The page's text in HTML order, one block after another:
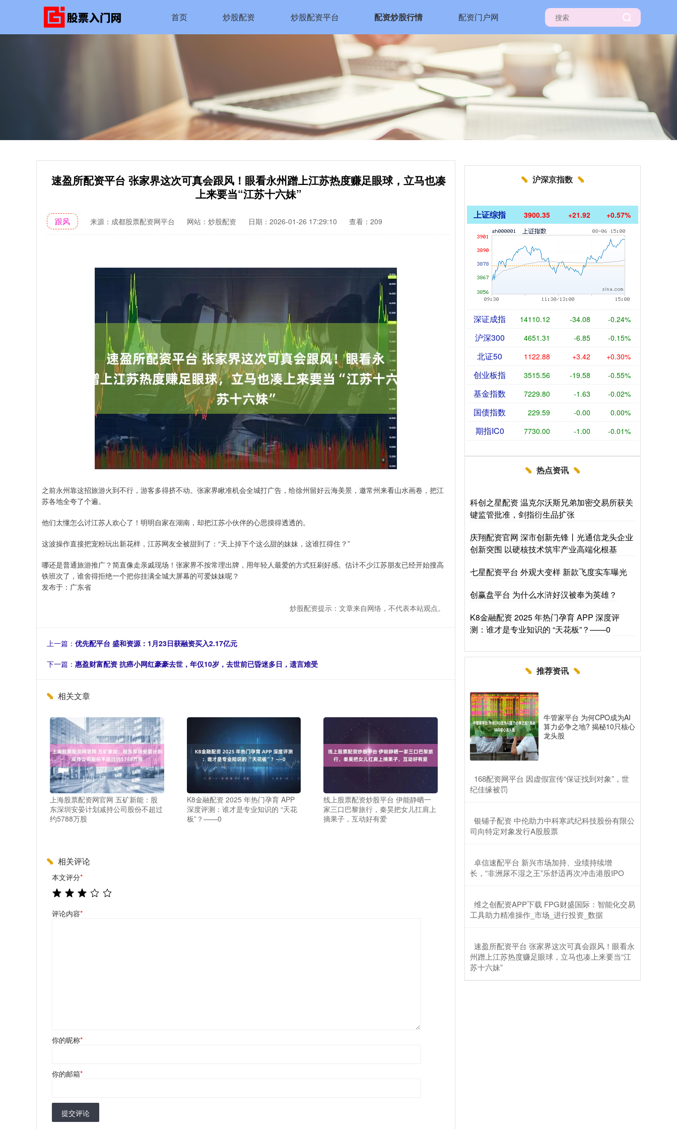
首页 炒股配资 炒股配资平台 配资炒股行情 配资门户网
速盈所配资平台 张家界这次可真会跟风！眼看永州蹭上江苏热度赚足眼球，立马也凑
上来要当“江苏十六妹”
跟风 来源：成都股票配资网平台 网站：炒股配资 日期：2026-01-26 17:29:10 查看：209
之前永州靠这招旅游火到不行，游客多得挤不动。张家界瞅准机会全城打广告，给徐州留好云海美景，邀常州来看山水画卷，把江
苏各地全夸了个遍。
他们太懂怎么讨江苏人欢心了！明明自家在湖南，却把江苏小伙伴的心思摸得透透的。
这波操作直接把宠粉玩出新花样，江苏网友全被甜到了：“天上掉下个这么甜的妹妹，这谁扛得住？”
哪还是普通旅游推广？简直像走亲戚现场！张家界不按常理出牌，用年轻人最爱的方式狂刷好感。估计不少江苏朋友已经开始搜高
铁班次了，谁舍得拒绝一个把你挂满全城大屏幕的可爱妹妹呢？
发布于：广东省
炒股配资提示：文章来自网络，不代表本站观点。
上一篇： 优先配平台 盛和资源：1月23日获融资买入2.17亿元
下一篇： 惠盈财富配资 抗癌小网红豪豪去世，年仅10岁，去世前已昏迷多日，遗言难受
相关文章
上海股票配资网官网 五矿新能：股
东深圳安晏计划减持公司股份不超过
约5788万股
K8金融配资 2025 年热门孕育 APP
深度评测：谁才是专业知识的 “天花
板”？——0
线上股票配资炒股平台 伊能静晒一
家三口巴黎旅行，秦昊把女儿扛肩上
摘果子，互动好有爱
相关评论
本文评分*
评论内容*
你的昵称*
你的邮箱*
提交评论
沪深京指数
上证综指 3900.35 +21.92 +0.57%
深证成指 14110.12 -34.08 -0.24%
沪深300 4651.31 -6.85 -0.15%
北证50 1122.88 +3.42 +0.30%
创业板指 3515.56 -19.58 -0.55%
基金指数 7229.80 -1.63 -0.02%
国债指数 229.59 -0.00 0.00%
期指IC0 7730.00 -1.00 -0.01%
热点资讯
科创之星配资 温克尔沃斯兄弟加密交易所获关
键监管批准，剑指衍生品扩张
庆翔配资官网 深市创新先锋丨光通信龙头企业
创新突围 以硬核技术筑牢产业高端化根基
七星配资平台 外观大变样 新款飞度实车曝光
创赢盘平台 为什么水浒好汉被奉为英雄？
K8金融配资 2025 年热门孕育 APP 深度评
测：谁才是专业知识的 “天花板”？——0
推荐资讯
牛管家平台 为何CPO成为AI
算力必争之地? 揭秘10只核心
龙头股
​168配资网平台 因虚假宣传“保证找到对象”，世
纪佳缘被罚
​银铺子配资 中伦助力中科寒武纪科技股份有限公
司向特定对象发行A股股票
​卓信速配平台 新兴市场加持、业绩持续增
长，“非洲尿不湿之王”乐舒适再次冲击港股IPO
​维之创配资APP下载 FPG财盛国际：智能化交易
工具助力精准操作_市场_进行投资_数据
​速盈所配资平台 张家界这次可真会跟风！眼看永
州蹭上江苏热度赚足眼球，立马也凑上来要当“江
苏十六妹”